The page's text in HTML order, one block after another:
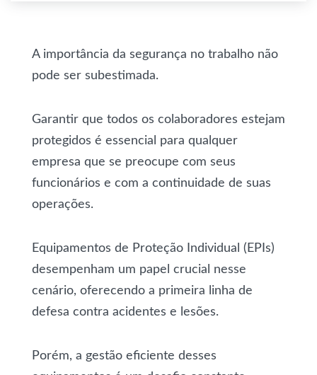
A importância da segurança no trabalho não
pode ser subestimada.
Garantir que todos os colaboradores estejam
protegidos é essencial para qualquer
empresa que se preocupe com seus
funcionários e com a continuidade de suas
operações.
Equipamentos de Proteção Individual (EPIs)
desempenham um papel crucial nesse
cenário, oferecendo a primeira linha de
defesa contra acidentes e lesões.
Porém, a gestão eficiente desses